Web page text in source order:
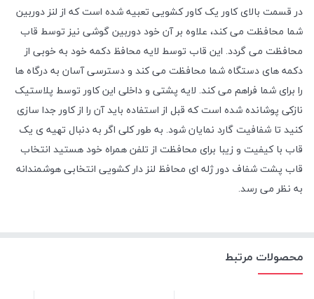
در قسمت بالای کاور یک کاور کشویی تعبیه شده است که از لنز دوربین
شما محافظت می کند، علاوه بر آن خود دوربین گوشی نیز توسط قاب
محافظت می گردد. این قاب توسط لایه محافظ دکمه خود به خوبی از
دکمه های دستگاه شما محافظت می کند و دسترسی آسان به درگاه ها
را برای شما فراهم می کند. لایه پشتی و داخلی این کاور توسط پلاستیک
نازکی پوشانده شده است که قبل از استفاده باید آن را از کاور جدا سازی
کنید تا شفافیت گارد نمایان شود. به طور کلی اگر به دنبال تهیه ی یک
قاب با کیفیت و زیبا برای محافظت از تلفن همراه خود هستید انتخاب
قاب پشت شفاف دور ژله ای محافظ لنز دار کشویی انتخابی هوشمندانه
به نظر می رسد.
محصولات مرتبط